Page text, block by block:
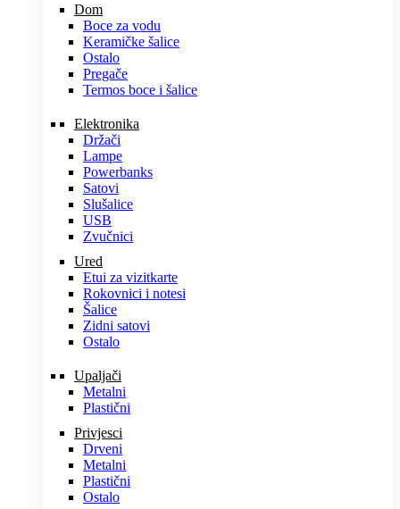
Dom
Boce za vodu
Keramičke šalice
Ostalo
Pregače
Termos boce i šalice
Elektronika
Držači
Lampe
Powerbanks
Satovi
Slušalice
USB
Zvučnici
Ured
Etui za vizitkarte
Rokovnici i notesi
Šalice
Zidni satovi
Ostalo
Upaljači
Metalni
Plastični
Privjesci
Drveni
Metalni
Plastični
Ostalo